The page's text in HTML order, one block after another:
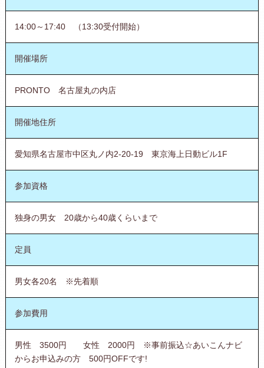
14:00～17:40 （13:30受付開始）
開催場所
PRONTO 名古屋丸の内店
開催地住所
愛知県名古屋市中区丸ノ内2-20-19 東京海上日動ビル1F
参加資格
独身の男女 20歳から40歳くらいまで
定員
男女各20名 ※先着順
参加費用
男性 3500円 女性 2000円 ※事前振込☆あいこんナビ
からお申込みの方 500円OFFです!